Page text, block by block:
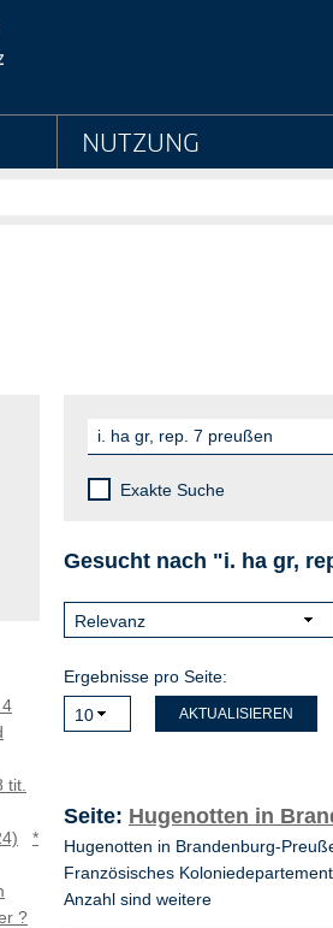
NUTZUNG
tit.
*
?
Suche
Exakte Suche
Gesucht nach "i. ha gr,
Ergebnisse pro Seite:
Seite: Hugenotten in
Hugenotten in Brandenburg-
Französisches
Anzahl sind weitere